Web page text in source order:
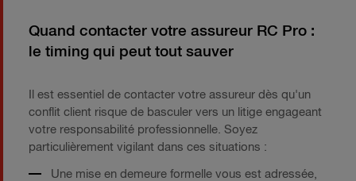
Quand contacter votre assureur RC Pro :
le timing qui peut tout sauver
Il est essentiel de contacter votre assureur dès qu'un
conflit client risque de basculer vers un litige engageant
votre responsabilité professionnelle. Soyez
particulièrement vigilant dans ces situations :
Une mise en demeure formelle vous est adressée,